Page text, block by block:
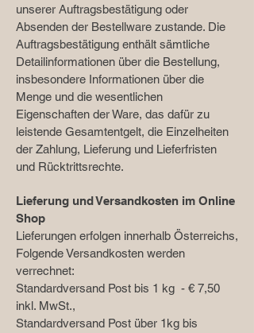
unserer Auftragsbestätigung oder
Absenden der Bestellware zustande. Die
Auftragsbestätigung enthält sämtliche
Detailinformationen über die Bestellung,
insbesondere Informationen über die
Menge und die wesentlichen
Eigenschaften der Ware, das dafür zu
leistende Gesamtentgelt, die Einzelheiten
der Zahlung, Lieferung und Lieferfristen
und Rücktrittsrechte.
Lieferung und Versandkosten im Online
Shop
Lieferungen erfolgen innerhalb Österreichs,
Folgende Versandkosten werden
verrechnet:
Standardversand Post bis 1 kg - € 7,50
inkl. MwSt.,
Standardversand Post über 1kg bis